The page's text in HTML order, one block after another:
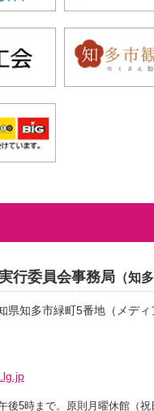
行委員会事務局 （知
県知多市緑町5番地（メデ
後5時まで。 原則月曜休館（